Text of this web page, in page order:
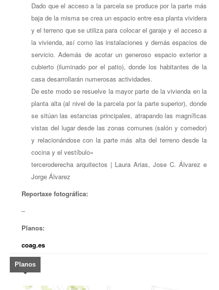
Dado que el acceso a la parcela se produce por la parte más
baja de la misma se crea un espacio entre esa planta vividera
y el terreno que se utiliza para colocar el garaje y el acceso a
la vivienda, así como las instalaciones y demás espacios de
servicio. Además de acotar un generoso espacio exterior a
cubierto (iluminado por el patio), donde los habitantes de la
casa desarrollarán numerosas actividades.
De este modo se resuelve la mayor parte de la vivienda en la
planta alta (al nivel de la parcela por la parte superior), donde
se sitúan las estancias principales, atrapando las magníficas
vistas del lugar desde las zonas comunes (salón y comedor)
y relacionándose con la parte más alta del terreno desde la
cocina y el vestíbulo»
terceroderecha arquitectos | Laura Arias, Jose C. Álvarez e
Jorge Álvarez
Reportaxe fotográfica:
–
Planos:
coag.es
Planos